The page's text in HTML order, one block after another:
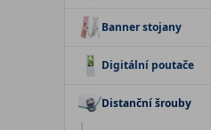
Banner stojany
Digitální poutače
Distanční šrouby